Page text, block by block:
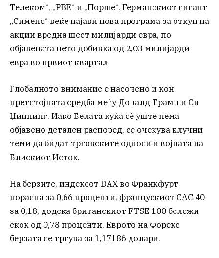
Телеком“, „РВЕ“ и „Порше“. Германскиот гигант
„Сименс“ веќе најави нова програма за откуп на
акции вредна шест милијарди евра, по
објавената нето добивка од 2,03 милијарди
евра во првиот квартал.
Глобалното внимание е насочено и кон
претстојната средба меѓу Доналд Трамп и Си
Џинпинг. Иако Белата куќа сè уште нема
објавено детален распоред, се очекува клучни
теми да бидат трговските односи и војната на
Блискиот Исток.
На берзите, индексот DAX во Франкфурт
порасна за 0,66 проценти, францускиот CAC 40
за 0,18, додека британскиот FTSE 100 бележи
скок од 0,78 проценти. Еврото на Форекс
берзата се тргува за 1,17186 долари.